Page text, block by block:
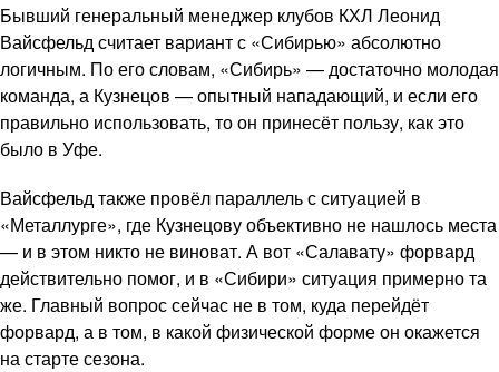
Бывший генеральный менеджер клубов КХЛ Леонид
Вайсфельд считает вариант с «Сибирью» абсолютно
логичным. По его словам, «Сибирь» — достаточно молодая
команда, а Кузнецов — опытный нападающий, и если его
правильно использовать, то он принесёт пользу, как это
было в Уфе.
Вайсфельд также провёл параллель с ситуацией в
«Металлурге», где Кузнецову объективно не нашлось места
— и в этом никто не виноват. А вот «Салавату» форвард
действительно помог, и в «Сибири» ситуация примерно та
же. Главный вопрос сейчас не в том, куда перейдёт
форвард, а в том, в какой физической форме он окажется
на старте сезона.